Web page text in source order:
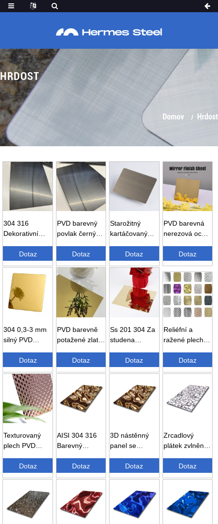
HRDOST
Domov Hrdost
304 316
Dekorativní
kartáčovaným
povrchem 4...
Dotaz
PVD barevný
povlak černý
mořidlo...
Dotaz
Starožitný
kartáčovaný
nerezové...
Dotaz
PVD barevná
nerezová ocel
zrcadlovým
povrchem ...
Dotaz
304 0,3-3 mm
silný PVD
zrcadlovým
povrchem...
Dotaz
PVD barevně
potažené zlaté
nerezové
oceli...
Dotaz
Ss 201 304 Za
studena
zrcadlový zlatý
plech
Dotaz
Reliéfní a
ražené plechy
oceli ...Dotaz
Texturovaný
plech PVD
kapka vody...
Dotaz
AISI 304 316
Barevný
nástěnný panel
Vodní...
Dotaz
3D nástěnný
panel se
s reliéfním
kovovým...
Dotaz
Zrcadlový
plátek zvlněný
Dotaz